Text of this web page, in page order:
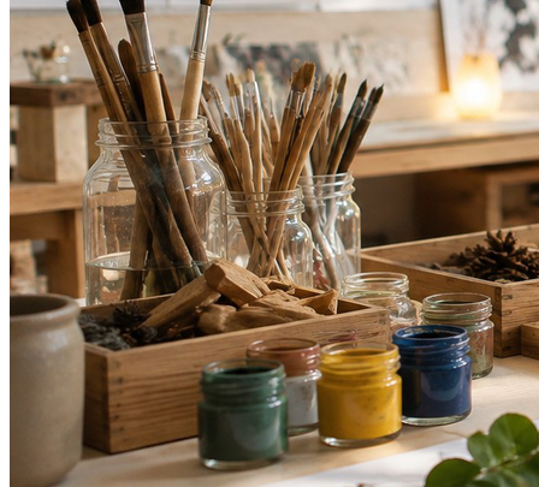
Bahia
2
Mostra Mosaico apresenta abordagem Reggio Emilia no Rio